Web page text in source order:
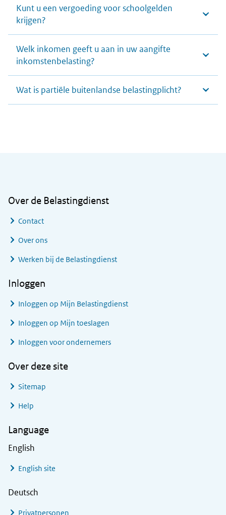
Kunt u een vergoeding voor schoolgelden
krijgen?
Welk inkomen geeft u aan in uw aangifte
inkomstenbelasting?
Wat is partiële buitenlandse belastingplicht?
Over de Belastingdienst
Contact
Over ons
Werken bij de Belastingdienst
Inloggen
Inloggen op Mijn Belastingdienst
Inloggen op Mijn toeslagen
Inloggen voor ondernemers
Over deze site
Sitemap
Help
Language
English
English site
Deutsch
Privatpersonen